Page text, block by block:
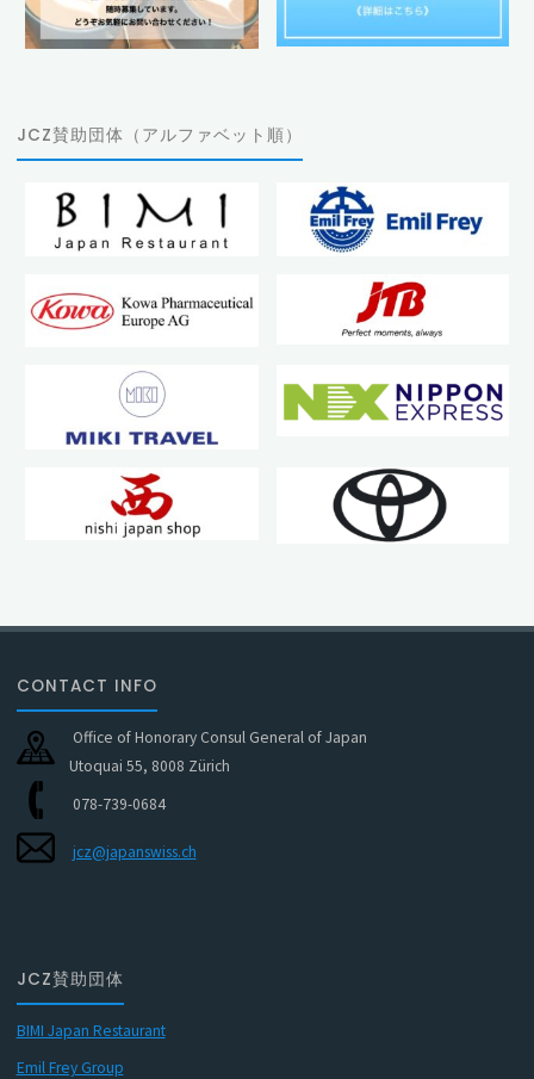
JCZ賛助団体（アルファベット順）
CONTACT INFO
Office of Honorary Consul General of Japan
Utoquai 55, 8008 Zürich
078-739-0684
jcz@japanswiss.ch
JCZ賛助団体
BIMI Japan Restaurant
Emil Frey Group